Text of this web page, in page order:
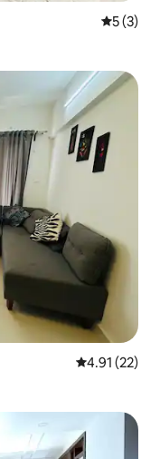
평점 5점
5 (3)
평점 4.91점
4.91 (22)